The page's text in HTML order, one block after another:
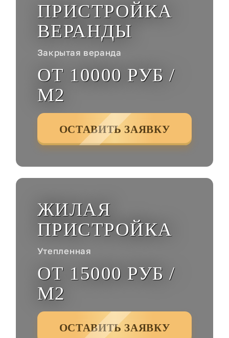
ПРИСТРОЙКА
ВЕРАНДЫ
Закрытая веранда
ОТ 10000 РУБ /
М2
ОСТАВИТЬ ЗАЯВКУ
ЖИЛАЯ
ПРИСТРОЙКА
Утепленная
ОТ 15000 РУБ /
М2
ОСТАВИТЬ ЗАЯВКУ